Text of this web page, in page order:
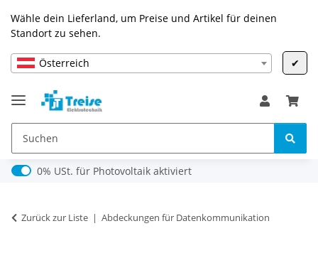
Wähle dein Lieferland, um Preise und Artikel für deinen
Standort zu sehen.
Österreich ✔
0% USt. für Photovoltaik (§ 12 Abs. 3 UStG)
0% USt. für Photovoltaik aktiviert
Zurück zur Liste Abdeckungen für Datenkommunikation